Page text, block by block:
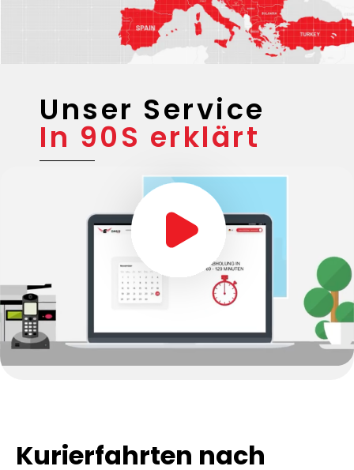
Unser Service
In 90S erklärt
Kurierfahrten nach